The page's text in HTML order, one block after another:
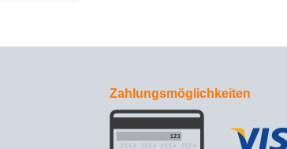
Zahlungsmöglichkeiten